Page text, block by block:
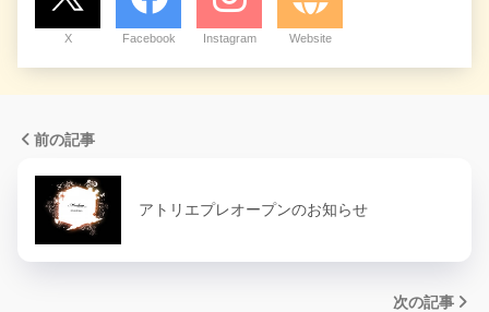
X Facebook Instagram Website
前の記事
アトリエプレオープンのお知らせ
次の記事